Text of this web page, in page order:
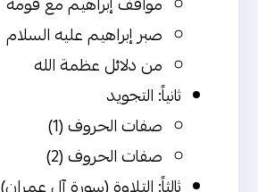
صبر إبراهيم عليه السلام
من دلائل عظمة الله
ثانياً: التجويد
صفات الحروف (1)
صفات الحروف (2)